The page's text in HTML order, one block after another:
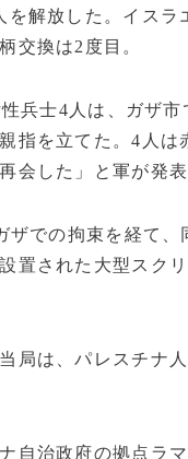
解放した。イス
交換は2度目。
兵士4人は、ガザ
指を立てた。4人
会した」と軍が発表
ザでの拘束を経て
置された大型スク
局は、パレスチナ
自治政府の拠点ラ